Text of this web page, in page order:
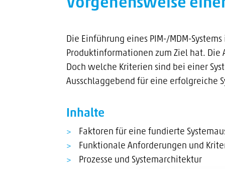
Vorgehensweise
Die Einführung eines PIM-/MDM-
Produktinformationen zum Ziel hat. Die
Doch welche Kriterien sind bei einer
Ausschlaggebend für eine erfolgreiche
Inhalte
Faktoren für eine fundierte
Funktionale Anforderungen und
Prozesse und Systemarchitektur